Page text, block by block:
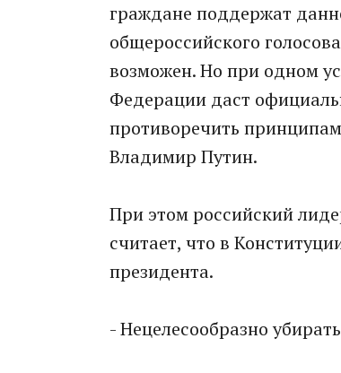
граждане поддержат
общероссийского
возможен. Но при одном
Федерации даст
противоречить
Владимир Путин.
При этом российский
считает, что в
президента.
- Нецелесообразно